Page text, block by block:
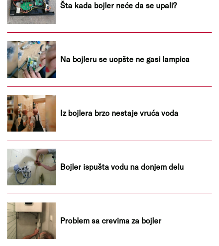
Šta kada bojler neće da se upali?
Na bojleru se uopšte ne gasi lampica
Iz bojlera brzo nestaje vruća voda
Bojler ispušta vodu na donjem delu
Problem sa crevima za bojler